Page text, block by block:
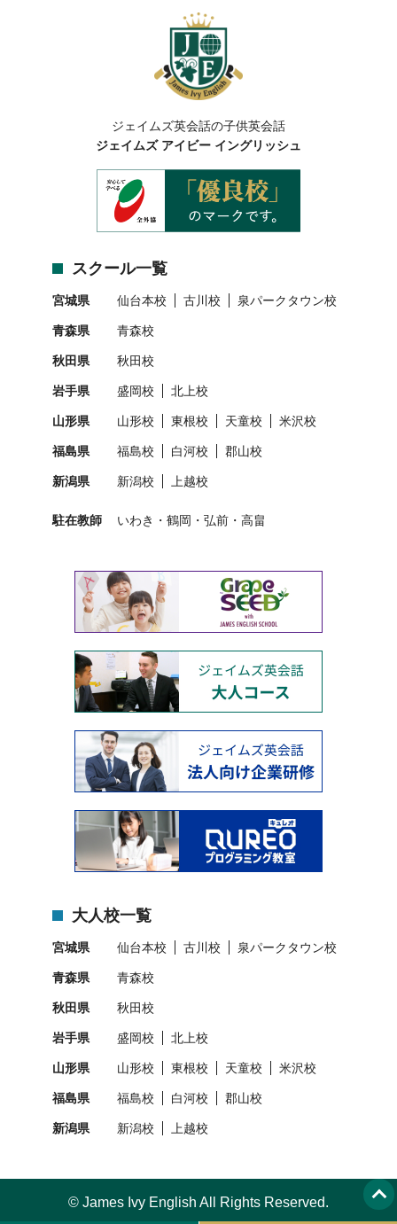
ジェイムズ英会話の子供英会話
ジェイムズ アイビー イングリッシュ
スクール一覧
宮城県 仙台本校 古川校 泉パークタウン校
青森県 青森校
秋田県 秋田校
岩手県 盛岡校 北上校
山形県 山形校 東根校 天童校 米沢校
福島県 福島校 白河校 郡山校
新潟県 新潟校 上越校
駐在教師 いわき 鶴岡 弘前 高畠
大人校一覧
宮城県 仙台本校 古川校 泉パークタウン校
青森県 青森校
秋田県 秋田校
岩手県 盛岡校 北上校
山形県 山形校 東根校 天童校 米沢校
福島県 福島校 白河校 郡山校
新潟県 新潟校 上越校
© James Ivy English All Rights Reserved.